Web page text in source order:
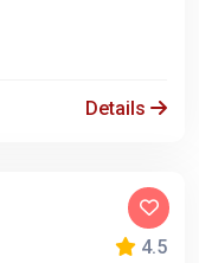
Details
4.5